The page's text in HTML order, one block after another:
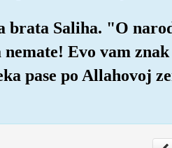
brata Saliha. "O
Evo vam
pase po Allahovoj